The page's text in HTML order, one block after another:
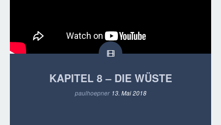
KAPITEL 8 – DIE WÜSTE
paulhoepner 13. Mai 2018